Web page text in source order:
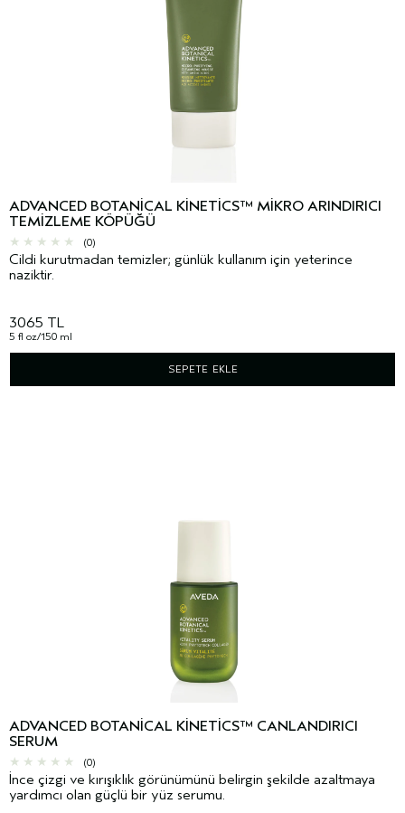
ADVANCED BOTANICAL KINETICS™ MIKRO ARINDIRICI
TEMIZLEME KÖPÜĞÜ
(0)
Cildi kurutmadan temizler; günlük kullanım için yeterince
naziktir.
3065 TL
5 fl oz/150 ml
SEPETE EKLE
ADVANCED BOTANICAL KINETICS™ CANLANDIRICI
SERUM
(0)
İnce çizgi ve kırışıklık görünümünü belirgin şekilde azaltmaya
yardımcı olan güçlü bir yüz serumu.